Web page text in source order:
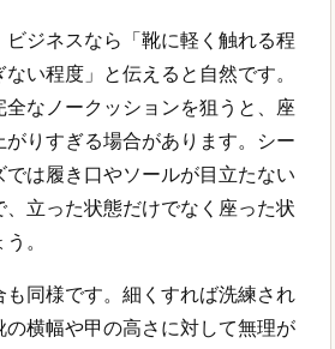
ビジネスなら「靴に軽く触れる程
い程度」と伝えると自然です。
全なノークッションを狙うと、座
がりすぎる場合があります。シー
では履き口やソールが目立たない
、立った状態だけでなく座った状
。
も同様です。細くすれば洗練され
の横幅や甲の高さに対して無理が